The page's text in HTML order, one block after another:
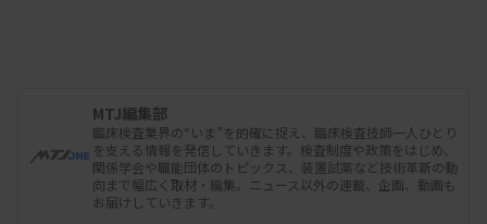
心不全治療では、適切な薬物療法に加え、運動や
食事などの生活習慣の改善を目指した心臓リハビリ
MTJ編集部
臨床検査業界の“いま”を的確に捉え、臨床検査技師一人ひとり
を支える情報を発信していきます。検査制度や政策をはじめ、
関係学会や職能団体のトピックス、装置試薬など技術革新の動
向まで幅広く取材・編集。ニュース以外の連載、企画、動画も
お届けしていきます。